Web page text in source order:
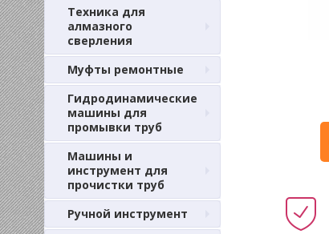
Техника для
алмазного
сверления
Муфты ремонтные
Гидродинамические
машины для
промывки труб
Машины и
инструмент для
прочистки труб
Ручной инструмент